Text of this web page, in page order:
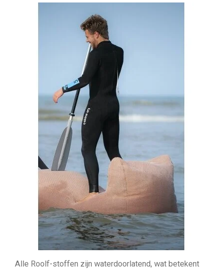
Alle Roolf-stoffen zijn waterdoorlatend, wat betekent